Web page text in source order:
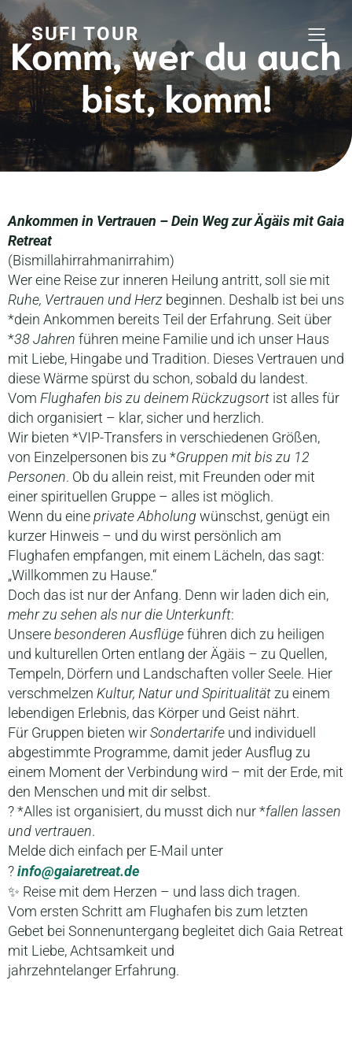
SUFI TOUR
Komm, wer du auch
bist, komm!
Ankommen in Vertrauen – Dein Weg zur Ägäis mit Gaia
Retreat
(Bismillahirrahmanirrahim)
Wer eine Reise zur inneren Heilung antritt, soll sie mit
Ruhe, Vertrauen und Herz beginnen. Deshalb ist bei uns
*dein Ankommen bereits Teil der Erfahrung. Seit über
*38 Jahren führen meine Familie und ich unser Haus
mit Liebe, Hingabe und Tradition. Dieses Vertrauen und
diese Wärme spürst du schon, sobald du landest.
Vom Flughafen bis zu deinem Rückzugsort ist alles für
dich organisiert – klar, sicher und herzlich.
Wir bieten *VIP-Transfers in verschiedenen Größen,
von Einzelpersonen bis zu *Gruppen mit bis zu 12
Personen. Ob du allein reist, mit Freunden oder mit
einer spirituellen Gruppe – alles ist möglich.
Wenn du eineprivate Abholung wünschst, genügt ein
kurzer Hinweis – und du wirst persönlich am
Flughafen empfangen, mit einem Lächeln, das sagt:
„Willkommen zu Hause.“
Doch das ist nur der Anfang. Denn wir laden dich ein,
mehr zu sehen als nur die Unterkunft:
Unserebesonderen Ausflügeführen dich zu heiligen
und kulturellen Orten entlang der Ägäis – zu Quellen,
Tempeln, Dörfern und Landschaften voller Seele. Hier
verschmelzen Kultur, Natur und Spiritualität zu einem
lebendigen Erlebnis, das Körper und Geist nährt.
Für Gruppen bieten wirSondertarife und individuell
abgestimmte Programme, damit jeder Ausflug zu
einem Moment der Verbindung wird – mit der Erde, mit
den Menschen und mit dir selbst.
? *Alles ist organisiert, du musst dich nur *fallen lassen
und vertrauen.
Melde dich einfach per E-Mail unter
?info@gaiaretreat.de
✨ Reise mit dem Herzen – und lass dich tragen.
Vom ersten Schritt am Flughafen bis zum letzten
Gebet bei Sonnenuntergang begleitet dich Gaia Retreat
mit Liebe, Achtsamkeit und
jahrzehntelanger Erfahrung.